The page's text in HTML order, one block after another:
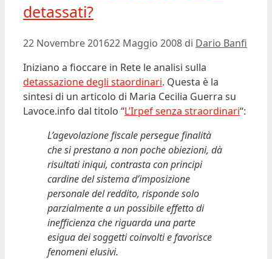
detassati?
22 Novembre 201622 Maggio 2008 di Dario Banfi
Iniziano a fioccare in Rete le analisi sulla
detassazione degli staordinari. Questa è la
sintesi di un articolo di Maria Cecilia Guerra su
Lavoce.info dal titolo “L’Irpef senza straordinari“:
L’agevolazione fiscale persegue finalità
che si prestano a non poche obiezioni, dà
risultati iniqui, contrasta con principi
cardine del sistema d’imposizione
personale del reddito, risponde solo
parzialmente a un possibile effetto di
inefficienza che riguarda una parte
esigua dei soggetti coinvolti e favorisce
fenomeni elusivi.